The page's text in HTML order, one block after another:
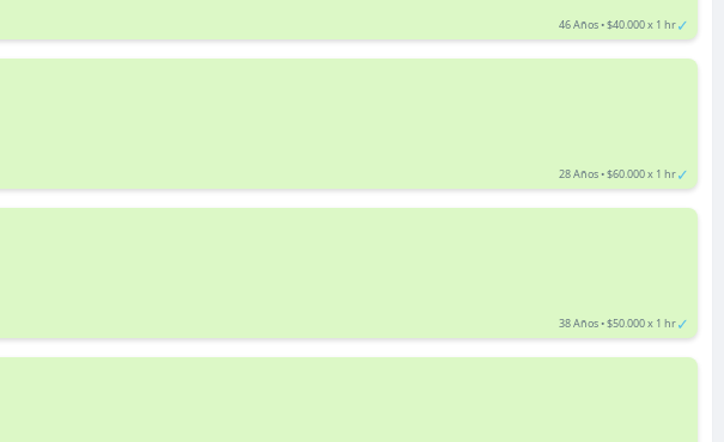
46 Años • $40.000 x 1 hr✓
28 Años • $60.000 x 1 hr✓
38 Años • $50.000 x 1 hr✓